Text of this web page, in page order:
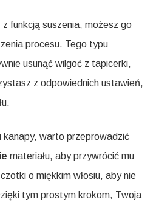
funkcją suszenia, możesz go
procesu. Tego typu
usunąć wilgoć z tapicerki,
z odpowiednich ustawień,
kanapy, warto przeprowadzić
materiału, aby przywrócić mu
o miękkim włosiu, aby nie
tym prostym krokom, Twoja